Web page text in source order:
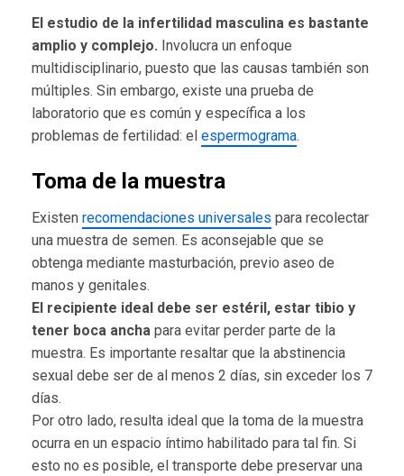
El estudio de la infertilidad masculina es bastante
amplio y complejo. Involucra un enfoque
multidisciplinario, puesto que las causas también son
múltiples. Sin embargo, existe una prueba de
laboratorio que es común y específica a los
problemas de fertilidad: el espermograma.
Toma de la muestra
Existen recomendaciones universales para recolectar
una muestra de semen. Es aconsejable que se
obtenga mediante masturbación, previo aseo de
manos y genitales.
El recipiente ideal debe ser estéril, estar tibio y
tener boca ancha para evitar perder parte de la
muestra. Es importante resaltar que la abstinencia
sexual debe ser de al menos 2 días, sin exceder los 7
días.
Por otro lado, resulta ideal que la toma de la muestra
ocurra en un espacio íntimo habilitado para tal fin. Si
esto no es posible, el transporte debe preservar una